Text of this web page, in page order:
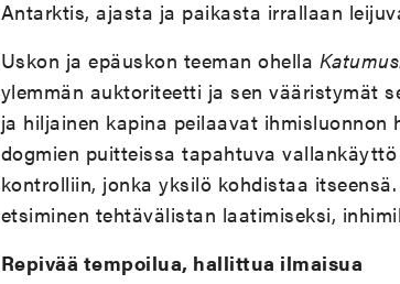
Antarktis, ajasta ja paikasta irrallaan
Uskon ja epäuskon teeman ohella
ylemmän auktoriteetti ja sen vääristymät
ja hiljainen kapina peilaavat
dogmien puitteissa tapahtuva
kontrolliin, jonka yksilö kohdistaa
etsiminen tehtävälistan laatimiseksi,
Repivää tempoilua, hallittua ilmaisua